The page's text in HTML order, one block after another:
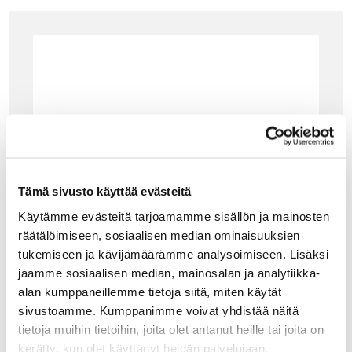
Tämä sivusto käyttää evästeitä
Käytämme evästeitä tarjoamamme sisällön ja mainosten
räätälöimiseen, sosiaalisen median ominaisuuksien
tukemiseen ja kävijämäärämme analysoimiseen. Lisäksi
jaamme sosiaalisen median, mainosalan ja analytiikka-
alan kumppaneillemme tietoja siitä, miten käytät
sivustoamme. Kumppanimme voivat yhdistää näitä
tietoja muihin tietoihin, joita olet antanut heille tai joita on
kerätty, kun olet käyttänyt heidän palvelujaan.
ALESSI